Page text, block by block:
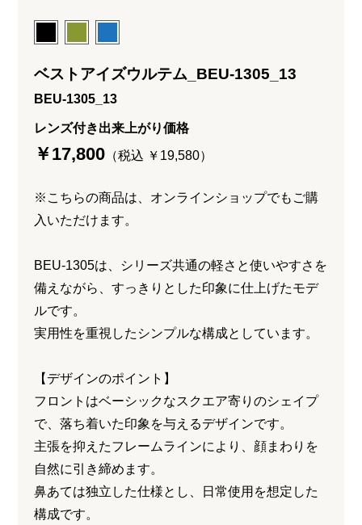
ベストアイズウルテム_BEU-1305_13
BEU-1305_13
レンズ付き出来上がり価格
￥17,800 （税込 ￥19,580）
※こちらの商品は、オンラインショップでもご購
入いただけます。
BEU-1305は、シリーズ共通の軽さと使いやすさを
備えながら、すっきりとした印象に仕上げたモデ
ルです。
実用性を重視したシンプルな構成としています。
【デザインのポイント】
フロントはベーシックなスクエア寄りのシェイプ
で、落ち着いた印象を与えるデザインです。
主張を抑えたフレームラインにより、顔まわりを
自然に引き締めます。
鼻あては独立した仕様とし、日常使用を想定した
構成です。